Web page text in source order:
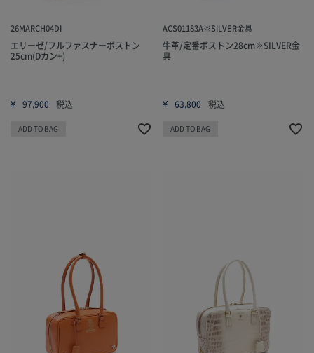
26MARCH04DI
エリーゼ/フルファスナーボストン
25cm(Dカン+)
¥ 97,900 税込
ADD TO BAG
ACS01183A※SILVER金具
牛革/定番ボストン28cm※SILVER金
具
¥ 63,800 税込
ADD TO BAG